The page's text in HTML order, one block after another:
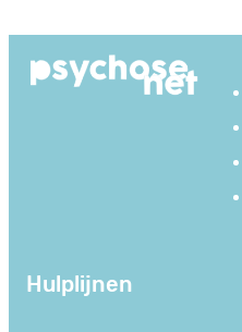
naar
Hulplijnen